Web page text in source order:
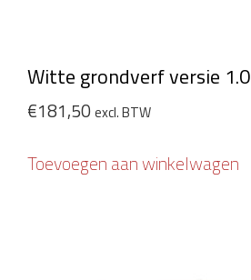
Witte grondverf versie 1.0
€181,50 excl. BTW
Toevoegen aan winkelwagen